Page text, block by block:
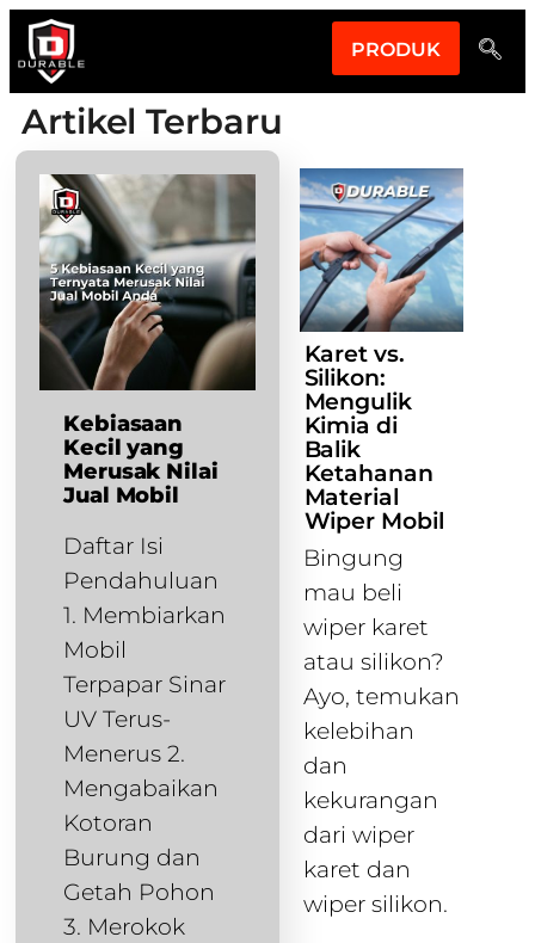
PRODUK
Artikel Terbaru
Kebiasaan
Kecil yang
Merusak Nilai
Jual Mobil
Daftar Isi
Pendahuluan
1. Membiarkan
Mobil
Terpapar Sinar
UV Terus-
Menerus 2.
Mengabaikan
Kotoran
Burung dan
Getah Pohon
3. Merokok
Karet vs.
Silikon:
Mengulik
Kimia di
Balik
Ketahanan
Material
Wiper Mobil
Bingung
mau beli
wiper karet
atau silikon?
Ayo, temukan
kelebihan
dan
kekurangan
dari wiper
karet dan
wiper silikon.